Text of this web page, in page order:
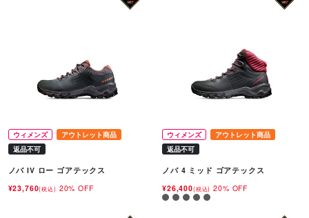
ウィメンズ
アウトレット商品
返品不可
ノバ IV ロー ゴアテックス
¥23,760(税込) 20% OFF
ウィメンズ
アウトレット商品
返品不可
ノバ 4 ミッド ゴアテックス
¥26,400(税込) 20% OFF